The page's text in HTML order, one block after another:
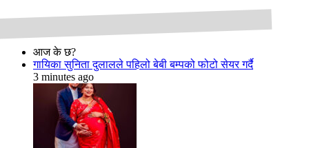
आज के छ?
गायिका सुनिता दुलालले पहिलो बेबी बम्पको फोटो सेयर गर्दै
3 minutes ago